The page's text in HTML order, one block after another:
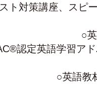
ト対策講座、スピ
○
認定英語学習ア
○英語教